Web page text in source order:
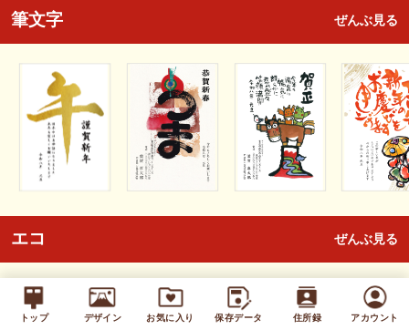
トップ デザイン お気に入り 保存データ 住所録 アカウント
筆文字 ぜんぶ見る
エコ ぜんぶ見る